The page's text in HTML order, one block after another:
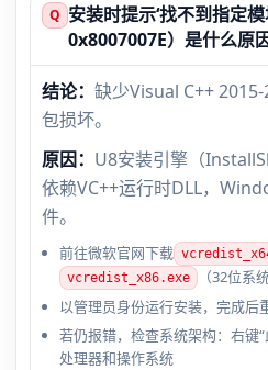
Q 安装时提示‘找不到指定
0x8007007E）是什么原
结论： 缺少Visual C++
包损坏。
原因： U8安装引擎（
依赖VC++运行时DLL，
件。
前往微软官网下载
vcredist_x86.exe
（32位系统
以管理员身份运行安装，完成后
若仍报错，检查系统架构：右
处理器和操作系统